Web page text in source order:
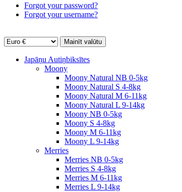
Forgot your password?
Forgot your username?
Japāņu Autiņbiksītes
Moony
Moony Natural NB 0-5kg
Moony Natural S 4-8kg
Moony Natural M 6-11kg
Moony Natural L 9-14kg
Moony NB 0-5kg
Moony S 4-8kg
Moony M 6-11kg
Moony L 9-14kg
Merries
Merries NB 0-5kg
Merries S 4-8kg
Merries M 6-11kg
Merries L 9-14kg